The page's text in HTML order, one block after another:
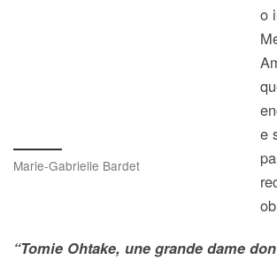
Marie-Gabrielle Bardet
o
e
“Tomie Ohtake, une grande dame